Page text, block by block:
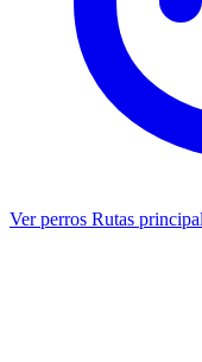
Ver perros Rutas